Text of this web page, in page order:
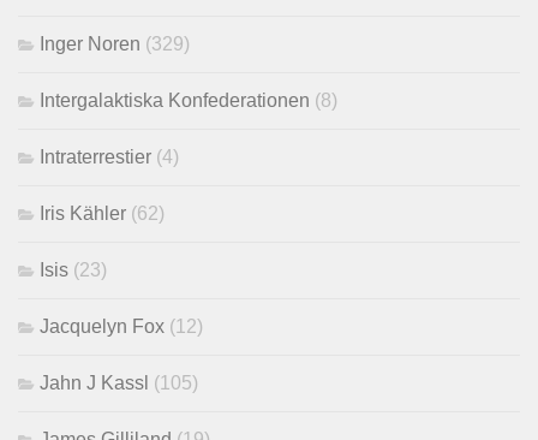
Inger Noren (329)
Intergalaktiska Konfederationen (8)
Intraterrestier (4)
Iris Kähler (62)
Isis (23)
Jacquelyn Fox (12)
Jahn J Kassl (105)